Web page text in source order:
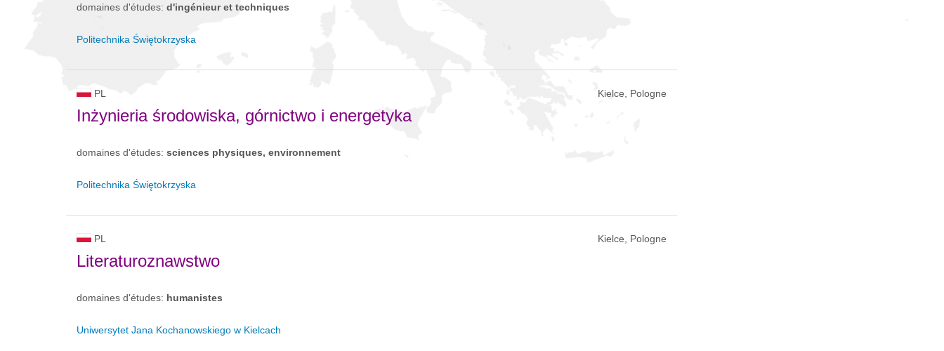
domaines d'études: d'ingénieur et techniques
Politechnika Świętokrzyska
PL Kielce, Pologne
Inżynieria środowiska, górnictwo i energetyka
domaines d'études: sciences physiques, environnement
Politechnika Świętokrzyska
PL Kielce, Pologne
Literaturoznawstwo
domaines d'études: humanistes
Uniwersytet Jana Kochanowskiego w Kielcach